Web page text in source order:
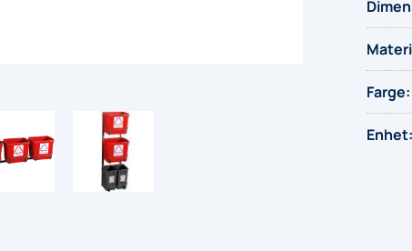
Farge:
Enhet: